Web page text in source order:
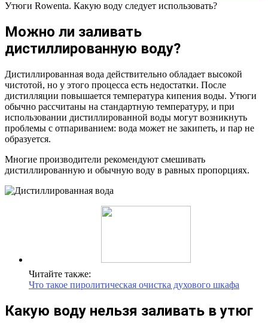
Утюги Rowenta. Какую воду следует использовать?
Можно ли заливать
дистиллированную воду?
Дистиллированная вода действительно обладает высокой
чистотой, но у этого процесса есть недостатки. После
дистилляции повышается температура кипения воды. Утюги
обычно рассчитаны на стандартную температуру, и при
использовании дистиллированной воды могут возникнуть
проблемы с отпариванием: вода может не закипеть, и пар не
образуется.
Многие производители рекомендуют смешивать
дистиллированную и обычную воду в равных пропорциях.
Читайте также:
Что такое пиролитическая очистка духового шкафа
Какую воду нельзя заливать в утюг